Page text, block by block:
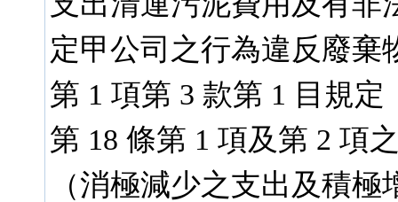
定甲公司之行為違反廢棄
第 1 項第 3 款第 1 目規
第 18 條第 1 項及第 2 項
（消極減少之支出及積